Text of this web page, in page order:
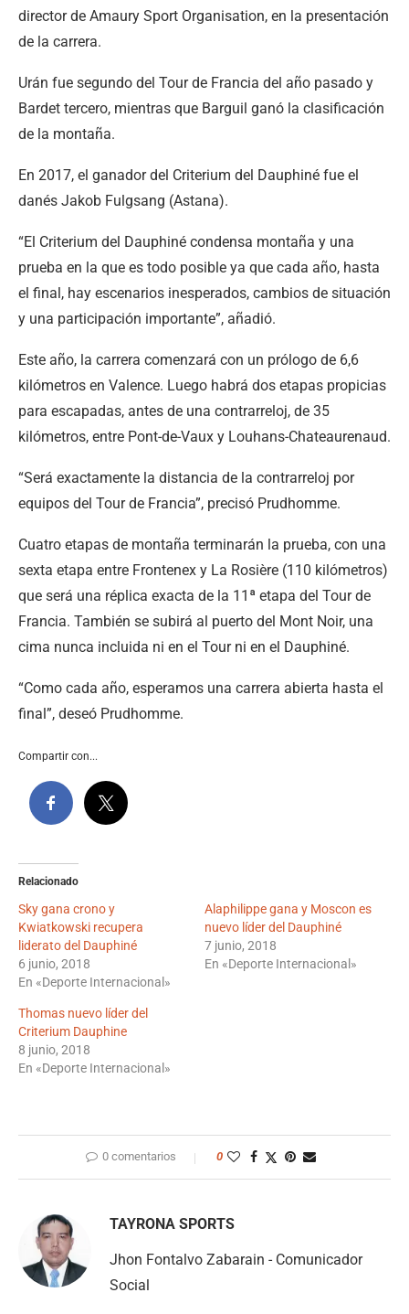
director de Amaury Sport Organisation, en la presentación
de la carrera.
Urán fue segundo del Tour de Francia del año pasado y
Bardet tercero, mientras que Barguil ganó la clasificación
de la montaña.
En 2017, el ganador del Criterium del Dauphiné fue el
danés Jakob Fulgsang (Astana).
“El Criterium del Dauphiné condensa montaña y una
prueba en la que es todo posible ya que cada año, hasta
el final, hay escenarios inesperados, cambios de situación
y una participación importante”, añadió.
Este año, la carrera comenzará con un prólogo de 6,6
kilómetros en Valence. Luego habrá dos etapas propicias
para escapadas, antes de una contrarreloj, de 35
kilómetros, entre Pont-de-Vaux y Louhans-Chateaurenaud.
“Será exactamente la distancia de la contrarreloj por
equipos del Tour de Francia”, precisó Prudhomme.
Cuatro etapas de montaña terminarán la prueba, con una
sexta etapa entre Frontenex y La Rosière (110 kilómetros)
que será una réplica exacta de la 11ª etapa del Tour de
Francia. También se subirá al puerto del Mont Noir, una
cima nunca incluida ni en el Tour ni en el Dauphiné.
“Como cada año, esperamos una carrera abierta hasta el
final”, deseó Prudhomme.
Compartir con...
Relacionado
Sky gana crono y
Kwiatkowski recupera
liderato del Dauphiné
6 junio, 2018
En «Deporte Internacional»
Alaphilippe gana y Moscon es
nuevo líder del Dauphiné
7 junio, 2018
En «Deporte Internacional»
Thomas nuevo líder del
Criterium Dauphine
8 junio, 2018
En «Deporte Internacional»
0 comentarios 0
TAYRONA SPORTS
Jhon Fontalvo Zabarain - Comunicador
Social